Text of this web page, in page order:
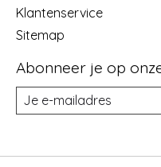
Klantenservice
Sitemap
Abonneer je op